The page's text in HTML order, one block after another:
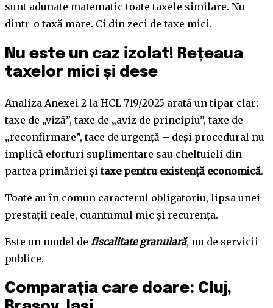
sunt adunate matematic toate taxele similare. Nu
dintr-o taxă mare. Ci din zeci de taxe mici.
Nu este un caz izolat! Rețeaua
taxelor mici și dese
Analiza Anexei 2 la HCL 719/2025 arată un tipar clar:
taxe de „viză”, taxe de „aviz de principiu”, taxe de
„reconfirmare”, tace de urgență – deși procedural nu
implică eforturi suplimentare sau cheltuieli din
partea primăriei șitaxe pentru existență economică.
Toate au în comun caracterul obligatoriu, lipsa unei
prestații reale, cuantumul mic și recurența.
Este un model de fiscalitate granulară, nu de servicii
publice.
Comparația care doare: Cluj,